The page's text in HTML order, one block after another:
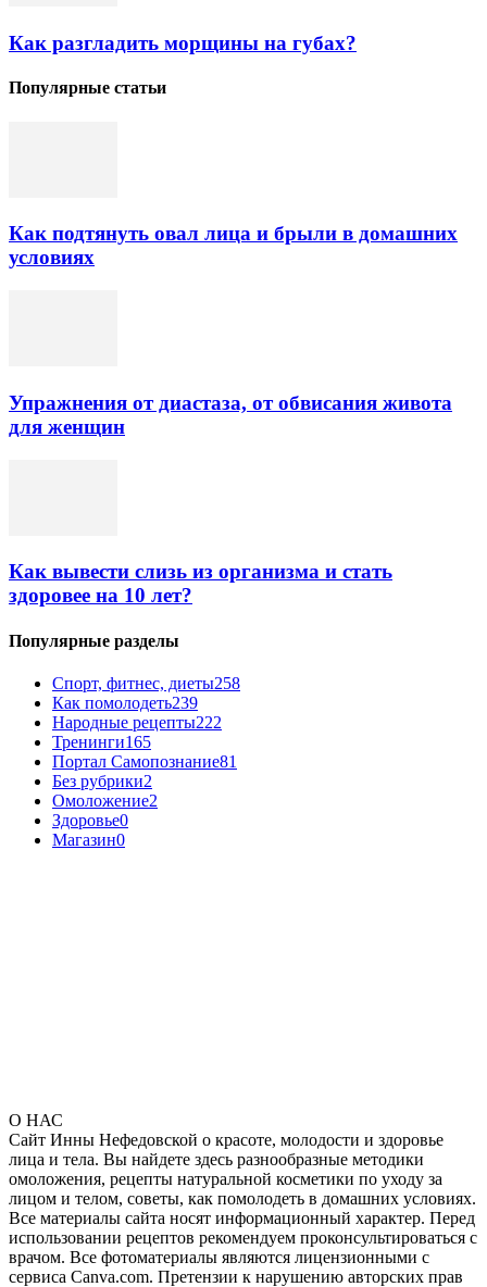
Как разгладить морщины на губах?
Популярные статьи
Как подтянуть овал лица и брыли в домашних
условиях
Упражнения от диастаза, от обвисания живота
для женщин
Как вывести слизь из организма и стать
здоровее на 10 лет?
Популярные разделы
Спорт, фитнес, диеты258
Как помолодеть239
Народные рецепты222
Тренинги165
Портал Самопознание81
Без рубрики2
Омоложение2
Здоровье0
Магазин0
О НАС
Сайт Инны Нефедовской о красоте, молодости и здоровье
лица и тела. Вы найдете здесь разнообразные методики
омоложения, рецепты натуральной косметики по уходу за
лицом и телом, советы, как помолодеть в домашних условиях.
Все материалы сайта носят информационный характер. Перед
использовании рецептов рекомендуем проконсультироваться с
врачом. Все фотоматериалы являются лицензионными с
сервиса Canva.com. Претензии к нарушению авторских прав